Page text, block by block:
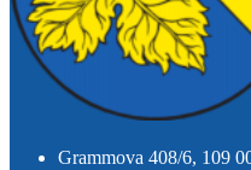
Grammova 408/6, 109